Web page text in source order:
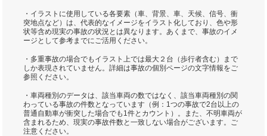
・イラストに使用している各要素（車、背景、車、天候、信号、衝
突地点など）は、代表的なイメージをイラスト化しており、色や形
状等含め現実の事故の状況とは異なります。あくまで、事故のイメ
ージとして参考までにご活用ください。
・多重事故の場合でもイラスト上では最大２台（歩行者含む）まで
しか表現されていません。詳細は事故の個別ページの文字情報をご
参照ください。
・車両種別のデータは、該当車両の数ではなく、該当車両種別の関
わっている事故の件数となっています（例：1つの事故で2台以上の
普通自動車が衝突した場合でも1件とカウント）。また、不明車両が
含まれるため、現実の事故件数と一致しない場合がございます。ご
注意ください。